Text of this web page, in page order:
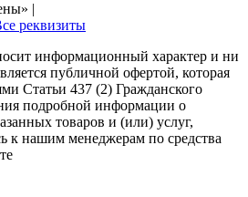
|
реквизиты
информационный характер и ни
публичной офертой, которая
Статьи 437 (2) Гражданского
подробной информации о
товаров и (или) услуг,
к нашим менеджерам по средства